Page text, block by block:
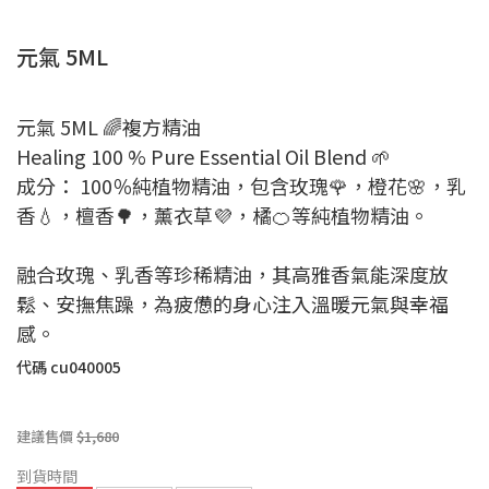
元氣 5ML
元氣 5ML 🌈複方精油
Healing 100 % Pure Essential Oil Blend 🌱
成分： 100％純植物精油，包含玫瑰🌹，橙花🌸，乳
香💧，檀香🌳，薰衣草💜，橘🍊等純植物精油。
融合玫瑰、乳香等珍稀精油，其高雅香氣能深度放
鬆、安撫焦躁，為疲憊的身心注入溫暖元氣與幸福
感。
代碼 cu040005
建議售價$1,680
到貨時間